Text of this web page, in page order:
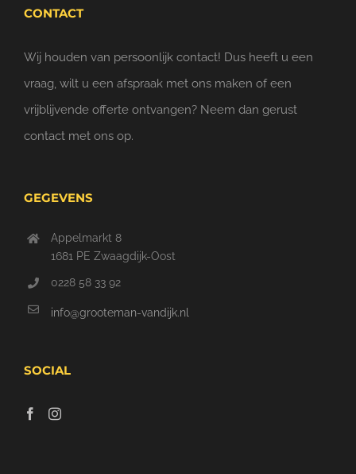
CONTACT
Wij houden van persoonlijk contact! Dus heeft u een
vraag, wilt u een afspraak met ons maken of een
vrijblijvende offerte ontvangen? Neem dan gerust
contact met ons op.
GEGEVENS
Appelmarkt 8
1681 PE Zwaagdijk-Oost
0228 58 33 92
info@grooteman-vandijk.nl
SOCIAL